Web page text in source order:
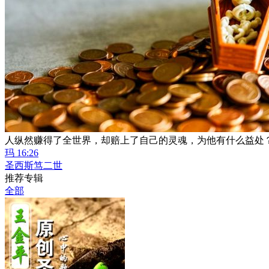
人纵然赚得了全世界，却赔上了自己的灵魂，为他有什么益处
玛 16:26
圣西斯笃二世
推荐专辑
全部